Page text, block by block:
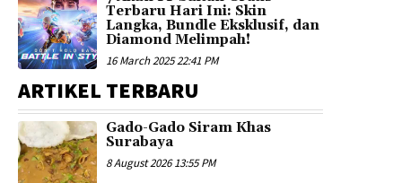
Terbaru Hari Ini: Skin
Langka, Bundle Eksklusif, dan
Diamond Melimpah!
16 March 2025 22:41 PM
ARTIKEL TERBARU
Gado-Gado Siram Khas
Surabaya
8 August 2026 13:55 PM